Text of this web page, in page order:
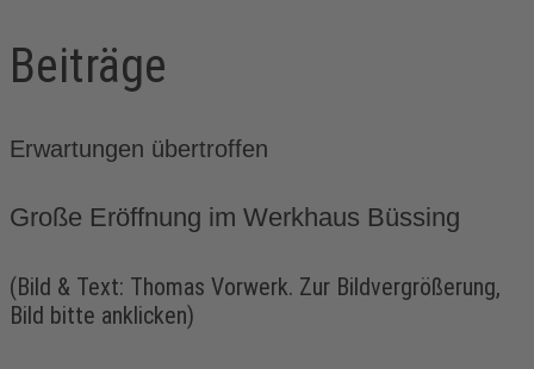
Beiträge
Erwartungen übertroffen
Große Eröffnung im Werkhaus Büssing
(Bild & Text: Thomas Vorwerk. Zur Bildvergrößerung,
Bild bitte anklicken)